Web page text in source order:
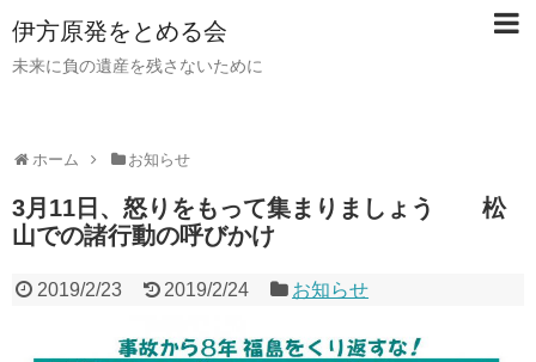
伊方原発をとめる会
未来に負の遺産を残さないために
ホーム お知らせ
3月11日、怒りをもって集まりましょう 松
山での諸行動の呼びかけ
2019/2/23 2019/2/24 お知らせ